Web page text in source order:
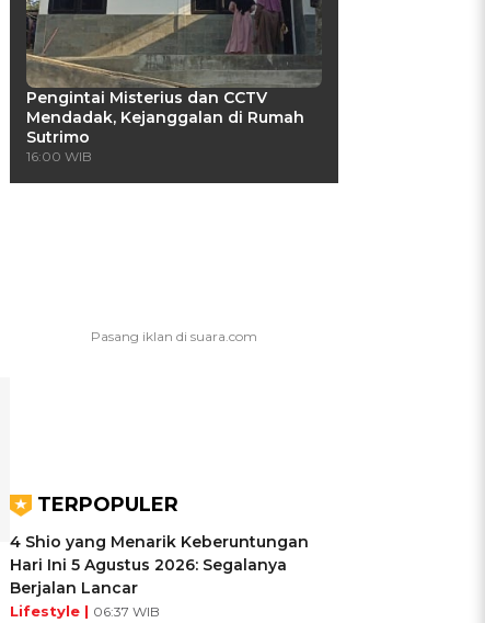
Pengintai Misterius dan CCTV
Mendadak, Kejanggalan di Rumah
Sutrimo
16:00 WIB
TERPOPULER
4 Shio yang Menarik Keberuntungan
Hari Ini 5 Agustus 2026: Segalanya
Berjalan Lancar
Lifestyle | 06:37 WIB